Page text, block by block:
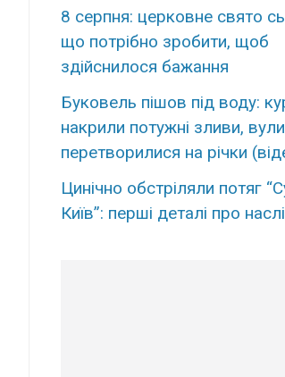
8 серпня: церковне свято
що потрібно зробити, щоб
здійснилося бажання
Буковель пішов під воду:
накрили потужні зливи,
перетворилися на річки
Цинічно обстріляли потяг
Київ”: перші деталі про